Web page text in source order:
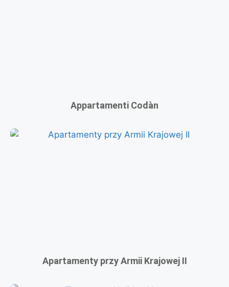
Appartamenti Codàn
Apartamenty przy Armii Krajowej II